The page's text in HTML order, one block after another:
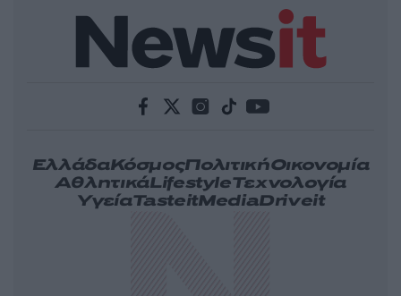
ΕλλάδαΚόσμοςΠολιτικήΟικονομία
ΑθλητικάLifestyleΤεχνολογία
ΥγείαTasteitMediaDriveit